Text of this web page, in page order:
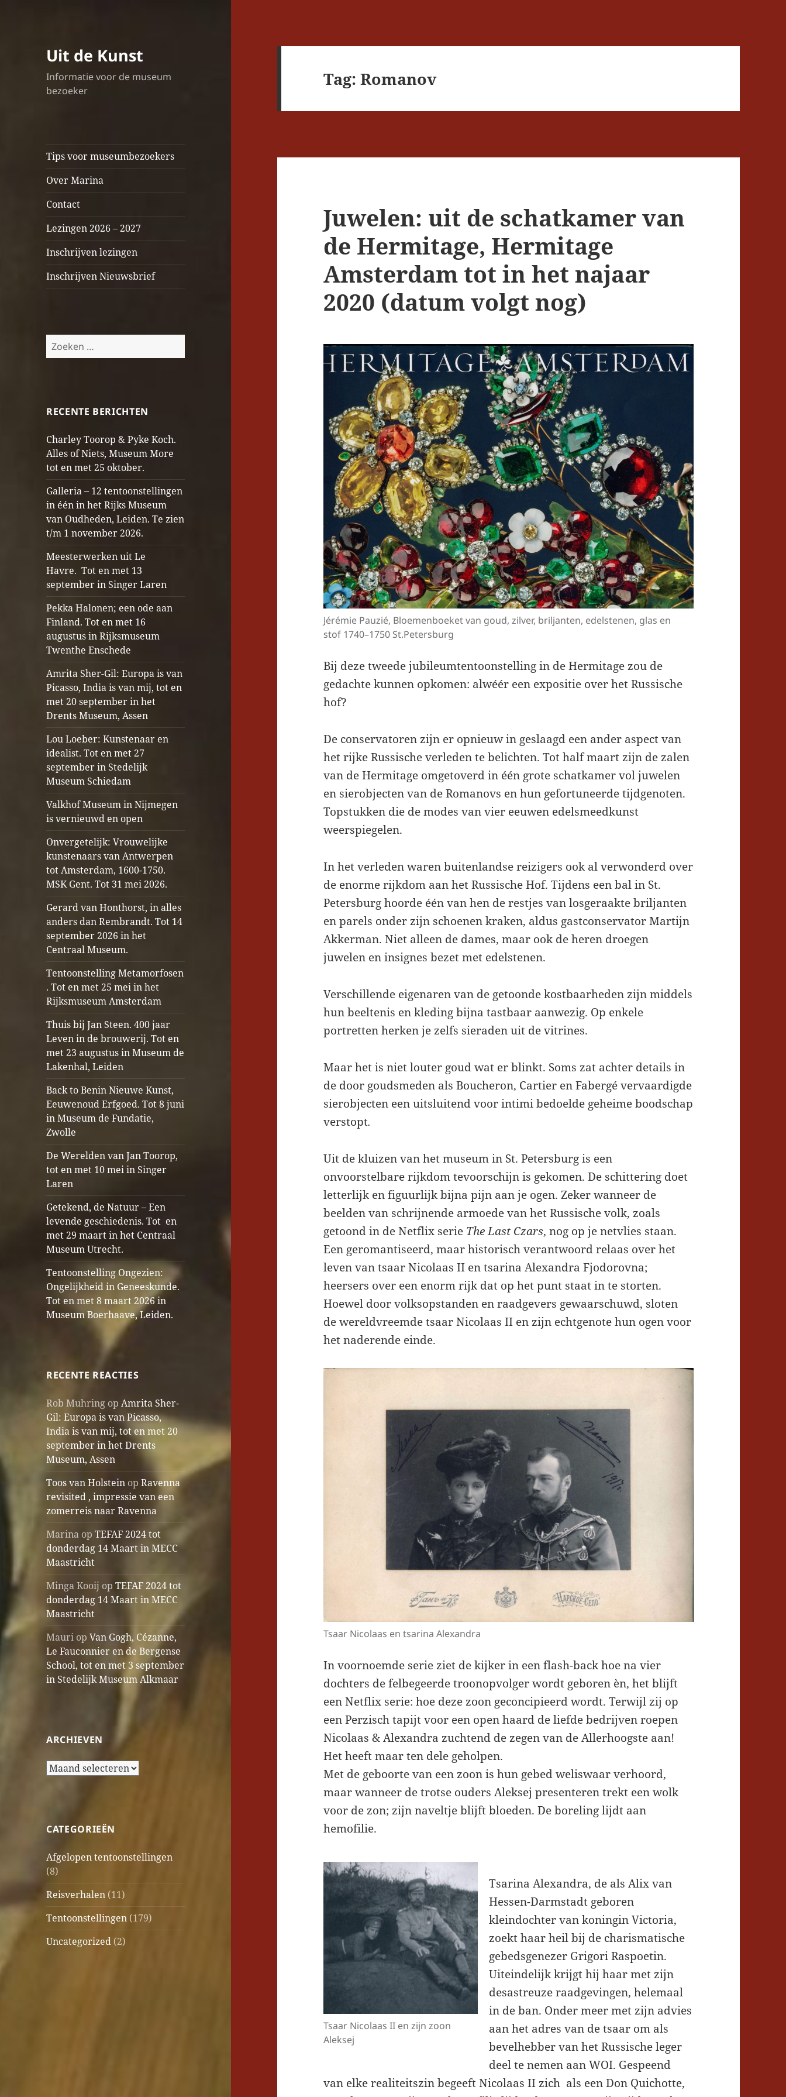
Uit de Kunst
Informatie voor de museum
bezoeker
Tips voor museumbezoekers
Over Marina
Contact
Lezingen 2026 – 2027
Inschrijven lezingen
Inschrijven Nieuwsbrief
Zoeken
naar:
RECENTE BERICHTEN
Charley Toorop & Pyke Koch.
Alles of Niets, Museum More
tot en met 25 oktober.
Galleria – 12 tentoonstellingen
in één in het Rijks Museum
van Oudheden, Leiden. Te zien
t/m 1 november 2026.
Meesterwerken uit Le
Havre. Tot en met 13
september in Singer Laren
Pekka Halonen; een ode aan
Finland. Tot en met 16
augustus in Rijksmuseum
Twenthe Enschede
Amrita Sher-Gil: Europa is van
Picasso, India is van mij, tot en
met 20 september in het
Drents Museum, Assen
Lou Loeber: Kunstenaar en
idealist. Tot en met 27
september in Stedelijk
Museum Schiedam
Valkhof Museum in Nijmegen
is vernieuwd en open
Onvergetelijk: Vrouwelijke
kunstenaars van Antwerpen
tot Amsterdam, 1600-1750.
MSK Gent. Tot 31 mei 2026.
Gerard van Honthorst, in alles
anders dan Rembrandt. Tot 14
september 2026 in het
Centraal Museum.
Tentoonstelling Metamorfosen
. Tot en met 25 mei in het
Rijksmuseum Amsterdam
Thuis bij Jan Steen. 400 jaar
Leven in de brouwerij. Tot en
met 23 augustus in Museum de
Lakenhal, Leiden
Back to Benin Nieuwe Kunst,
Eeuwenoud Erfgoed. Tot 8 juni
in Museum de Fundatie,
Zwolle
De Werelden van Jan Toorop,
tot en met 10 mei in Singer
Laren
Getekend, de Natuur – Een
levende geschiedenis. Tot en
met 29 maart in het Centraal
Museum Utrecht.
Tentoonstelling Ongezien:
Ongelijkheid in Geneeskunde.
Tot en met 8 maart 2026 in
Museum Boerhaave, Leiden.
RECENTE REACTIES
Rob Muhring opAmrita Sher-
Gil: Europa is van Picasso,
India is van mij, tot en met 20
september in het Drents
Museum, Assen
Toos van Holstein opRavenna
revisited , impressie van een
zomerreis naar Ravenna
Marina opTEFAF 2024 tot
donderdag 14 Maart in MECC
Maastricht
Minga Kooij opTEFAF 2024 tot
donderdag 14 Maart in MECC
Maastricht
Mauri opVan Gogh, Cézanne,
Le Fauconnier en de Bergense
School, tot en met 3 september
in Stedelijk Museum Alkmaar
ARCHIEVEN
Archieven
CATEGORIEËN
Afgelopen tentoonstellingen
(8)
Reisverhalen (11)
Tentoonstellingen (179)
Uncategorized (2)
Tag:Romanov
Juwelen: uit de schatkamer van
de Hermitage, Hermitage
Amsterdam tot in het najaar
2020 (datum volgt nog)
Jérémie Pauzié, Bloemenboeket van goud, zilver, briljanten, edelstenen, glas en
stof 1740–1750 St.Petersburg
Bij deze tweede jubileumtentoonstelling in de Hermitage zou de
gedachte kunnen opkomen: alwéér een expositie over het Russische
hof?
De conservatoren zijn er opnieuw in geslaagd een ander aspect van
het rijke Russische verleden te belichten. Tot half maart zijn de zalen
van de Hermitage omgetoverd in één grote schatkamer vol juwelen
en sierobjecten van de Romanovs en hun gefortuneerde tijdgenoten.
Topstukken die de modes van vier eeuwen edelsmeedkunst
weerspiegelen.
In het verleden waren buitenlandse reizigers ook al verwonderd over
de enorme rijkdom aan het Russische Hof. Tijdens een bal in St.
Petersburg hoorde één van hen de restjes van losgeraakte briljanten
en parels onder zijn schoenen kraken, aldus gastconservator Martijn
Akkerman. Niet alleen de dames, maar ook de heren droegen
juwelen en insignes bezet met edelstenen.
Verschillende eigenaren van de getoonde kostbaarheden zijn middels
hun beeltenis en kleding bijna tastbaar aanwezig. Op enkele
portretten herken je zelfs sieraden uit de vitrines.
Maar het is niet louter goud wat er blinkt. Soms zat achter details in
de door goudsmeden als Boucheron, Cartier en Fabergé vervaardigde
sierobjecten een uitsluitend voor intimi bedoelde geheime boodschap
verstopt.
Uit de kluizen van het museum in St. Petersburg is een
onvoorstelbare rijkdom tevoorschijn is gekomen. De schittering doet
letterlijk en figuurlijk bijna pijn aan je ogen. Zeker wanneer de
beelden van schrijnende armoede van het Russische volk, zoals
getoond in de Netflix serie The Last Czars, nog op je netvlies staan.
Een geromantiseerd, maar historisch verantwoord relaas over het
leven van tsaar Nicolaas II en tsarina Alexandra Fjodorovna;
heersers over een enorm rijk dat op het punt staat in te storten.
Hoewel door volksopstanden en raadgevers gewaarschuwd, sloten
de wereldvreemde tsaar Nicolaas II en zijn echtgenote hun ogen voor
het naderende einde.
Tsaar Nicolaas en tsarina Alexandra
In voornoemde serie ziet de kijker in een flash-back hoe na vier
dochters de felbegeerde troonopvolger wordt geboren èn, het blijft
een Netflix serie: hoe deze zoon geconcipieerd wordt. Terwijl zij op
een Perzisch tapijt voor een open haard de liefde bedrijven roepen
Nicolaas & Alexandra zuchtend de zegen van de Allerhoogste aan!
Het heeft maar ten dele geholpen.
Met de geboorte van een zoon is hun gebed weliswaar verhoord,
maar wanneer de trotse ouders Aleksej presenteren trekt een wolk
voor de zon; zijn naveltje blijft bloeden. De boreling lijdt aan
hemofilie.
Tsaar Nicolaas II en zijn zoon
Aleksej
Tsarina Alexandra, de als Alix van
Hessen-Darmstadt geboren
kleindochter van koningin Victoria,
zoekt haar heil bij de charismatische
gebedsgenezer Grigori Raspoetin.
Uiteindelijk krijgt hij haar met zijn
desastreuze raadgevingen, helemaal
in de ban. Onder meer met zijn advies
aan het adres van de tsaar om als
bevelhebber van het Russische leger
deel te nemen aan WOI. Gespeend
van elke realiteitszin begeeft Nicolaas II zich als een Don Quichotte,